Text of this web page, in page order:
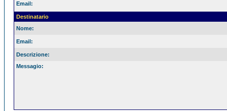
Email:
Destinatario
Nome:
Email:
Descrizione:
Messagio: